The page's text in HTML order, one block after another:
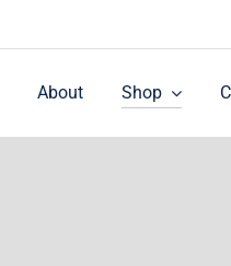
About Shop